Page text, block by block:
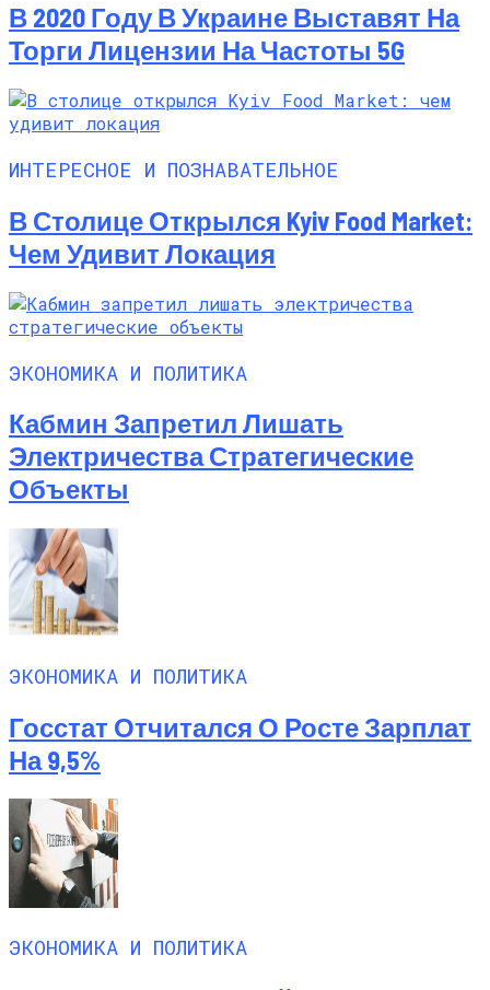
В 2020 Году В Украине Выставят На
Торги Лицензии На Частоты 5G
ИНТЕРЕСНОЕ И ПОЗНАВАТЕЛЬНОЕ
В Столице Открылся Kyiv Food Market:
Чем Удивит Локация
ЭКОНОМИКА И ПОЛИТИКА
Кабмин Запретил Лишать
Электричества Стратегические
Объекты
ЭКОНОМИКА И ПОЛИТИКА
Госстат Отчитался О Росте Зарплат
На 9,5%
ЭКОНОМИКА И ПОЛИТИКА